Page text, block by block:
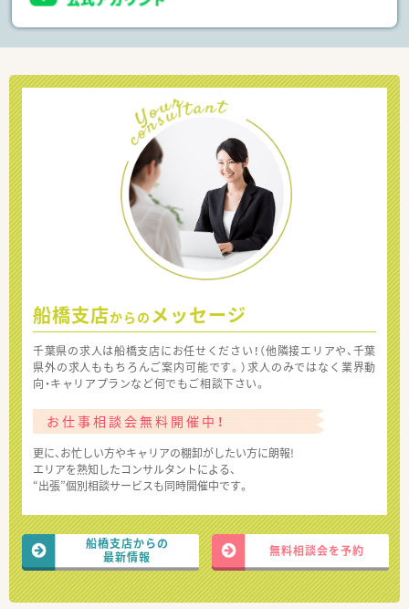
船橋支店からの メッセージ
千葉県の求人は船橋支店にお任せください！（他隣接エリアや、千葉
県外の求人ももちろんご案内可能です。）求人のみではなく業界動
向・キャリアプランなど何でもご相談下さい。
お仕事相談会無料開催中！
更に、お忙しい方やキャリアの棚卸がしたい方に朗報!
エリアを熟知したコンサルタントによる、
“出張”個別相談サービスも同時開催中です。
船橋支店からの
最新情報
無料相談会を予約